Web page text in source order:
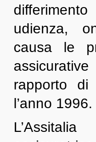
udienza,
causa le
rapporto di
l’anno 1996.